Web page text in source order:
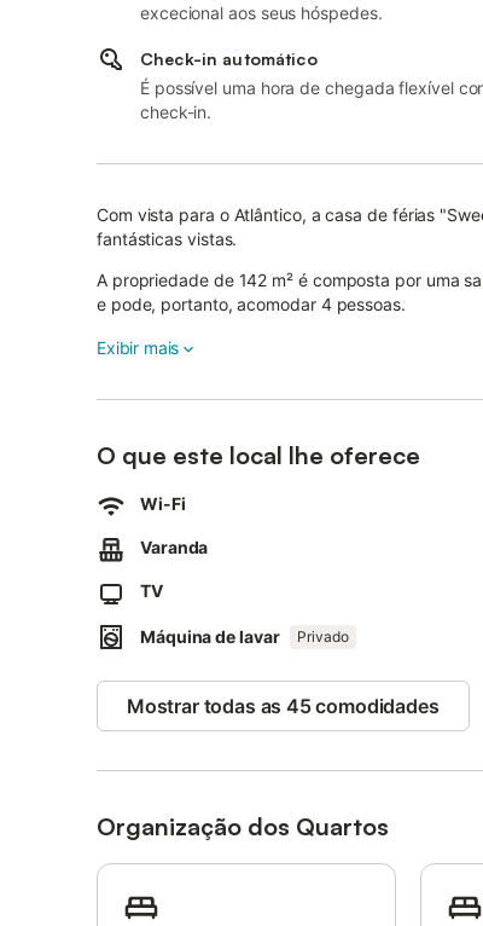
excecional aos seus hóspedes.
Check-in automático
É possível uma hora de chegada flexível
check-in.
Com vista para o Atlântico, a casa de férias
fantásticas vistas.
A propriedade de 142 m² é composta por uma
e pode, portanto, acomodar 4 pessoas.
As comodidades adicionais incluem Wi-Fi com
As ligações de transportes públicos estão
As famílias com crianças são bem-vindas.
Não são permitidos animais de estimação, fumar
A propriedade está localizada numa área
atencioso com os vizinhos.
Por favor, trate o alojamento e as suas
A propriedade tem um interior sem degraus.
A propriedade tem uma arrecadação para motas
O alojamento tem um acordo com a agência
Esta propriedade dispõe de iluminação
Está disponível um serviço de transporte para o
Todos os hóspedes devem fornecer os dados
Exibir mais
O que este local lhe oferece
Wi-Fi
Varanda
TV
Máquina de lavar Privado
Mostrar todas as 45 comodidades
Organização dos Quartos